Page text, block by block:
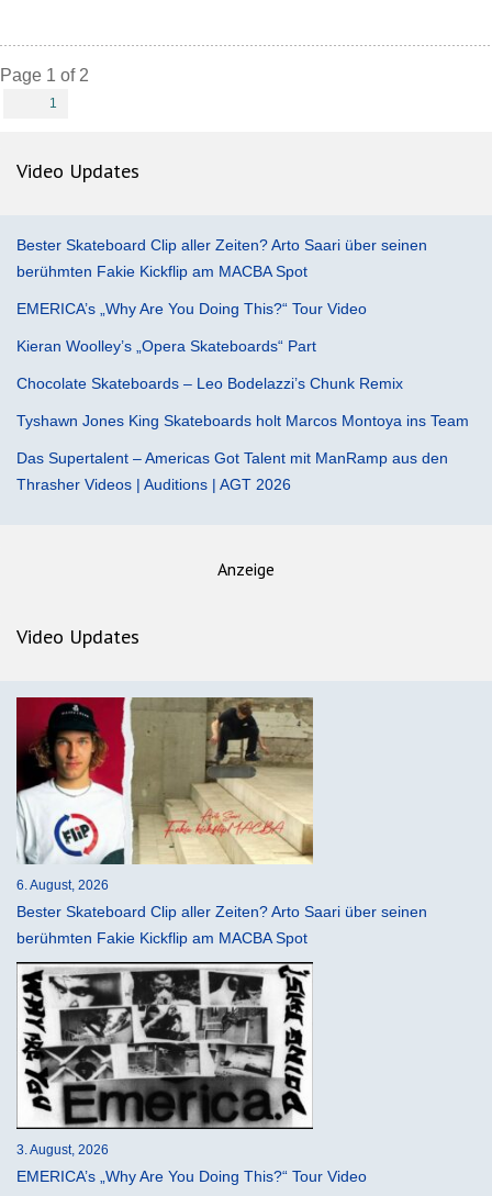
Page 1 of 2
1
Video Updates
Bester Skateboard Clip aller Zeiten? Arto Saari über seinen
berühmten Fakie Kickflip am MACBA Spot
EMERICA’s „Why Are You Doing This?“ Tour Video
Kieran Woolley’s „Opera Skateboards“ Part
Chocolate Skateboards – Leo Bodelazzi’s Chunk Remix
Tyshawn Jones King Skateboards holt Marcos Montoya ins Team
Das Supertalent – Americas Got Talent mit ManRamp aus den
Thrasher Videos | Auditions | AGT 2026
Anzeige
Video Updates
6. August, 2026
Bester Skateboard Clip aller Zeiten? Arto Saari über seinen
berühmten Fakie Kickflip am MACBA Spot
3. August, 2026
EMERICA’s „Why Are You Doing This?“ Tour Video